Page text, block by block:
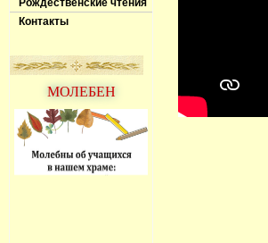
Рождественские чтения
Контакты
МОЛЕБЕН